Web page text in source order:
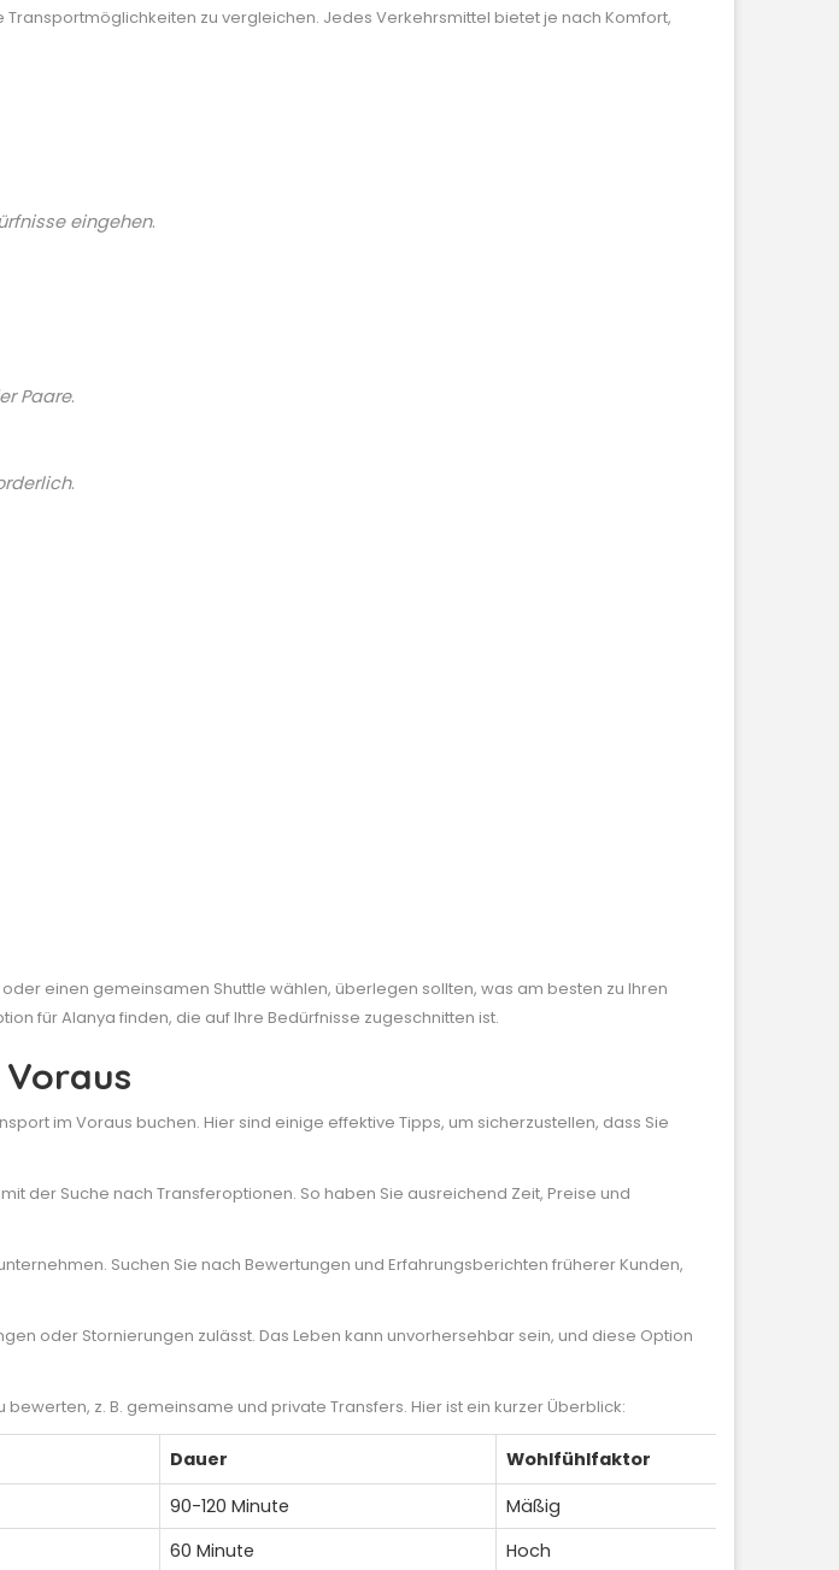
zu vergleichen. Jedes Verkehrsmittel bietet je nach Komfort,
eingehen.
Paare.
.
einen gemeinsamen Shuttle wählen, überlegen sollten, was am besten zu Ihren
für Alanya finden, die auf Ihre Bedürfnisse zugeschnitten ist.
im Voraus buchen. Hier sind einige effektive Tipps, um sicherzustellen, dass Sie
der Suche nach Transferoptionen. So haben Sie ausreichend Zeit, Preise und
Suchen Sie nach Bewertungen und Erfahrungsberichten früherer Kunden,
oder Stornierungen zulässt. Das Leben kann unvorhersehbar sein, und diese Option
z. B. gemeinsame und private Transfers. Hier ist ein kurzer Überblick:
Dauer
Wohlfühlfaktor
90-120 Minute
Mäßig
60 Minute Hoch